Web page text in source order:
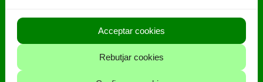
Acceptar cookies
Rebutjar cookies